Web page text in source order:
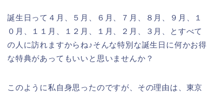
誕生日って４月、５月、６月、７月、８月、９月、１
０月、１１月、１２月、１月、２月、３月、とすべて
の人に訪れますからね♪そんな特別な誕生日に何かお得
な特典があってもいいと思いませんか？
このように私自身思ったのですが、その理由は、東京